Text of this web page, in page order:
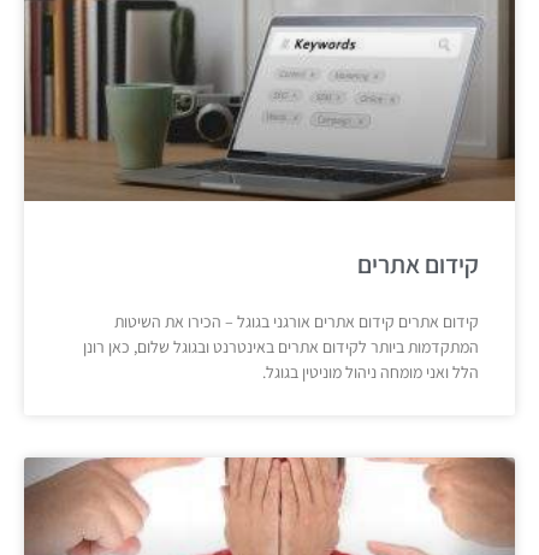
קידום אתרים
קידום אתרים קידום אתרים אורגני בגוגל – הכירו את השיטות
המתקדמות ביותר לקידום אתרים באינטרנט ובגוגל שלום, כאן רונן
הלל ואני מומחה ניהול מוניטין בגוגל.